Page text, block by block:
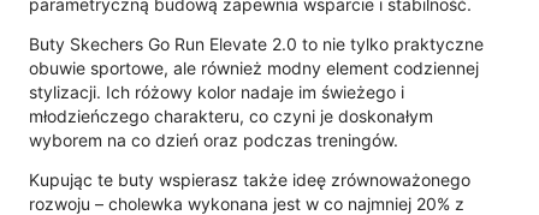
Buty Skechers Go Run Elevate 2.0 to nie tylko praktyczne
obuwie sportowe, ale również modny element codziennej
stylizacji. Ich różowy kolor nadaje im świeżego i
młodzieńczego charakteru, co czyni je doskonałym
wyborem na co dzień oraz podczas treningów.
Kupując te buty wspierasz także ideę zrównoważonego
rozwoju – cholewka wykonana jest w co najmniej 20% z